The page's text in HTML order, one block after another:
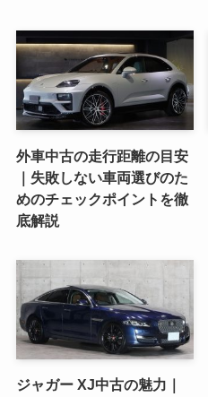
外車中古の走行距離の目安
｜失敗しない車両選びのた
めのチェックポイントを徹
底解説
ジャガー XJ中古の魅力｜